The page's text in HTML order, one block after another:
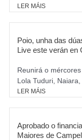
LER MÁIS
Poio, unha das
Live este verán en
Reunirá o
Lola Tuduri, Naiara,
LER MÁIS
Aprobado o
Maiores de